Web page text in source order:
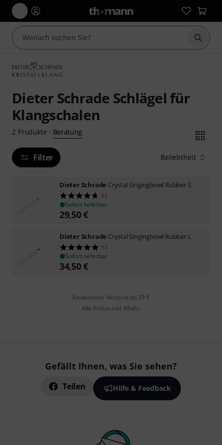
Suche
Dieter Schrade Schlägel für
Klangschalen
2 Produkte · Beratung
Filter Beliebtheit
Dieter Schrade Crystal Singingbowl Rubber S
21
Sofort lieferbar
29,50€
Dieter Schrade Crystal Singingbowl Rubber L
13
Sofort lieferbar
34,50€
Kostenloser Versand ab 29 €
Alle Preise inkl. MwSt.
Gefällt Ihnen, was Sie sehen?
Teilen Hilfe & Feedback